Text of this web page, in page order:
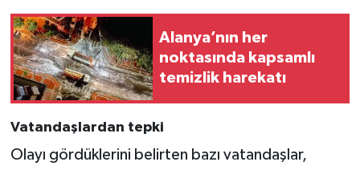
Alanya’nın her
noktasında kapsamlı
temizlik harekatı
Vatandaşlardan tepki
Olayı gördüklerini belirten bazı vatandaşlar,